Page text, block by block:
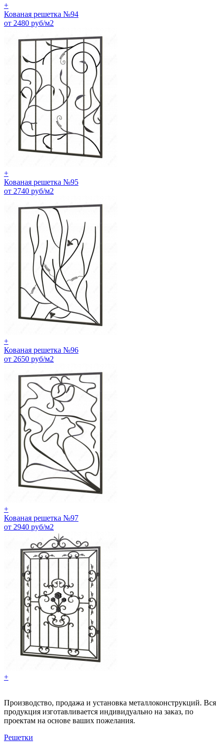
+
Кованая решетка №94
от 2480 руб/м2
+
Кованая решетка №95
от 2740 руб/м2
+
Кованая решетка №96
от 2650 руб/м2
+
Кованая решетка №97
от 2940 руб/м2
+
Производство, продажа и установка металлоконструкций. Вся
продукция изготавливается индивидуально на заказ, по
проектам на основе ваших пожелания.
Решетки